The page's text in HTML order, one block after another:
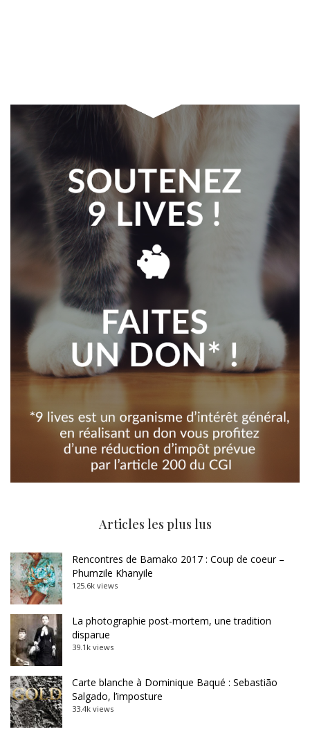
Articles les plus lus
Rencontres de Bamako 2017 : Coup de coeur –
Phumzile Khanyile
125.6k views
La photographie post-mortem, une tradition
disparue
39.1k views
Carte blanche à Dominique Baqué : Sebastião
Salgado, l’imposture
33.4k views